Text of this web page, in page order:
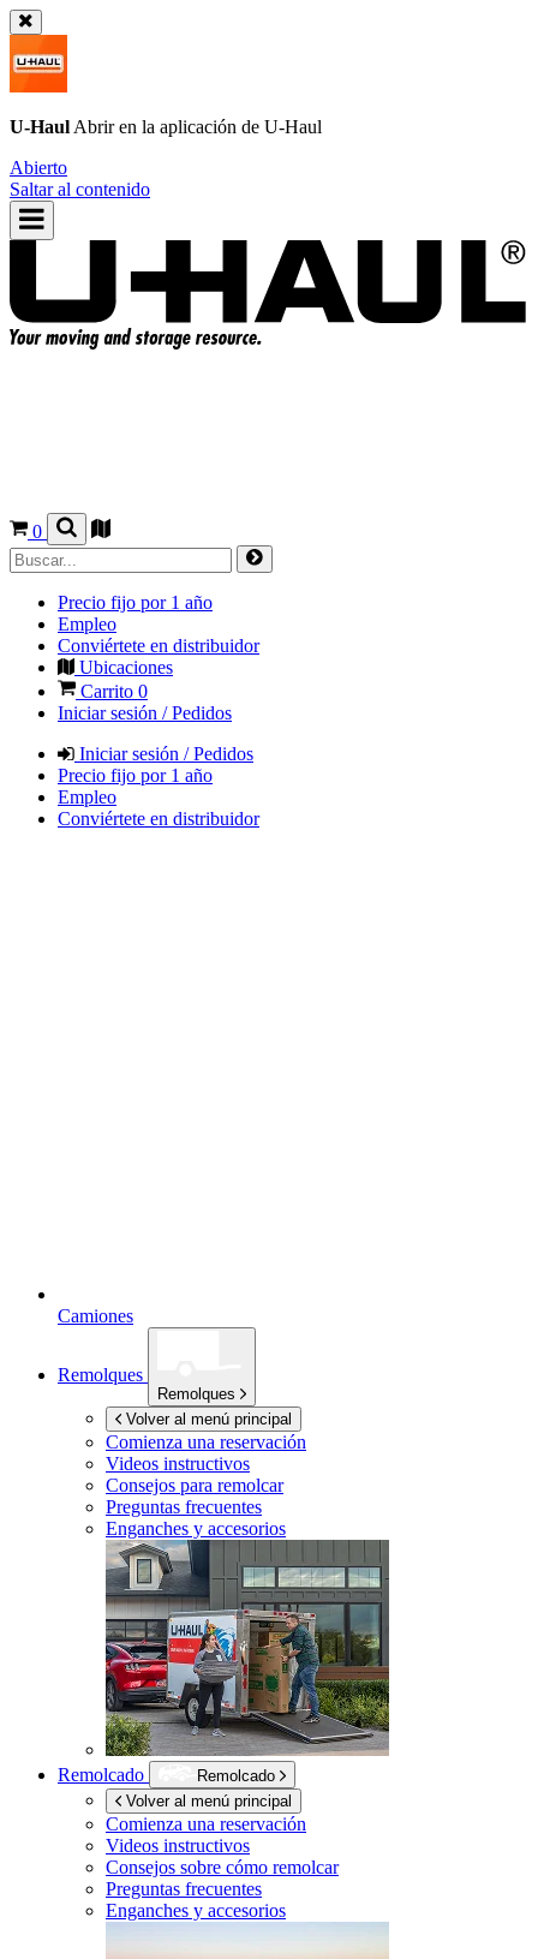
U-Haul Abrir en la aplicación de U-Haul
Abierto
Saltar al contenido
0
Precio fijo por 1 año
Empleo
Conviértete en distribuidor
Ubicaciones
Carrito 0
Iniciar sesión / Pedidos
Iniciar sesión / Pedidos
Precio fijo por 1 año
Empleo
Conviértete en distribuidor
Camiones
Remolques
Remolques
Volver al menú principal
Comienza una reservación
Videos instructivos
Consejos para remolcar
Preguntas frecuentes
Enganches y accesorios
Remolcado
Remolcado
Volver al menú principal
Comienza una reservación
Videos instructivos
Consejos sobre cómo remolcar
Preguntas frecuentes
Enganches y accesorios